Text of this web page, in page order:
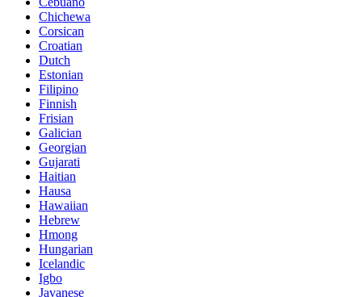
Chichewa
Corsican
Croatian
Dutch
Estonian
Filipino
Finnish
Frisian
Galician
Georgian
Gujarati
Haitian
Hausa
Hawaiian
Hebrew
Hmong
Hungarian
Icelandic
Igbo
Javanese